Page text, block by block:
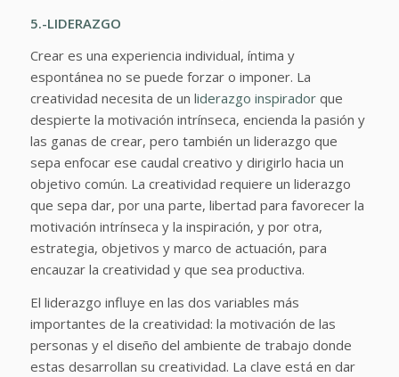
5.-LIDERAZGO
Crear es una experiencia individual, íntima y
espontánea no se puede forzar o imponer. La
creatividad necesita de un liderazgo inspiradorque
despierte la motivación intrínseca, encienda la pasión y
las ganas de crear, pero también un liderazgo que
sepa enfocar ese caudal creativo y dirigirlo hacia un
objetivo común. La creatividad requiere un liderazgo
que sepa dar, por una parte, libertad para favorecer la
motivación intrínseca y la inspiración, y por otra,
estrategia, objetivos y marco de actuación, para
encauzar la creatividad y que sea productiva.
El liderazgo influye en las dos variables más
importantes de la creatividad: la motivación de las
personas y el diseño del ambiente de trabajo donde
estas desarrollan su creatividad. La clave está en dar